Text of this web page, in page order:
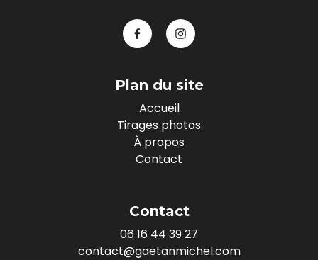
Plan du site
Accueil
Tirages photos
À propos
Contact
Contact
06 16 44 39 27
contact@gaetanmichel.com